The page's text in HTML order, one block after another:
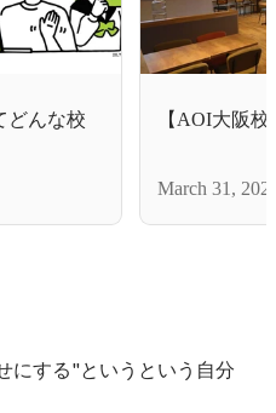
どんな校
【AOI大阪
March 31,
にする"というという自分